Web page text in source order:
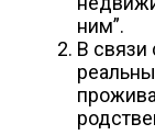
ним”.
В